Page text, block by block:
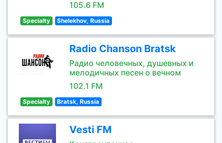
105.6 FM
Specialty Shelekhov, Russia
Radio Chanson Bratsk
Радио человечных, душевных и
мелодичных песен о вечном
102.1 FM
Specialty Bratsk, Russia
Vesti FM